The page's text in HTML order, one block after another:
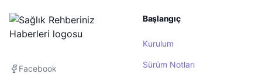
Facebook
Başlangıç
Kurulum
Sürüm Notları